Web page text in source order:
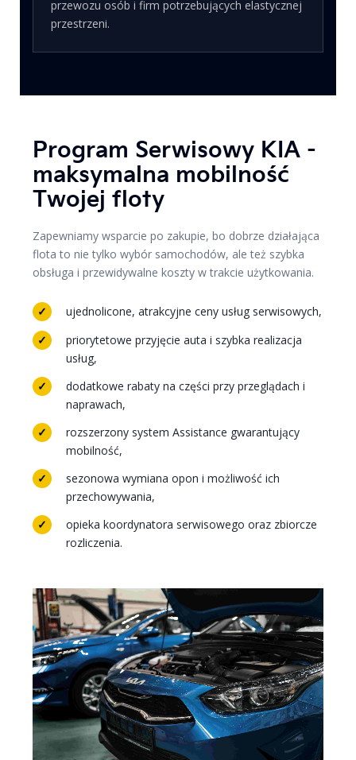
przewozu osób i firm potrzebujących elastycznej
przestrzeni.
Program Serwisowy KIA -
maksymalna mobilność
Twojej floty
Zapewniamy wsparcie po zakupie, bo dobrze działająca
flota to nie tylko wybór samochodów, ale też szybka
obsługa i przewidywalne koszty w trakcie użytkowania.
✓ ujednolicone, atrakcyjne ceny usług serwisowych,
✓
priorytetowe przyjęcie auta i szybka realizacja
usług,
✓
dodatkowe rabaty na części przy przeglądach i
naprawach,
✓
rozszerzony system Assistance gwarantujący
mobilność,
✓
sezonowa wymiana opon i możliwość ich
przechowywania,
✓
opieka koordynatora serwisowego oraz zbiorcze
rozliczenia.